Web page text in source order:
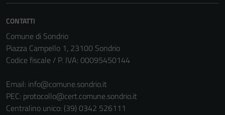
CONTATTI
Comune di Sondrio
Piazza Campello 1, 23100 Sondrio
Codice fiscale / P. IVA: 00095450144
Email: info@comune.sondrio.it
PEC: protocollo@cert.comune.sondrio.it
Centralino unico: (39) 0342 526111